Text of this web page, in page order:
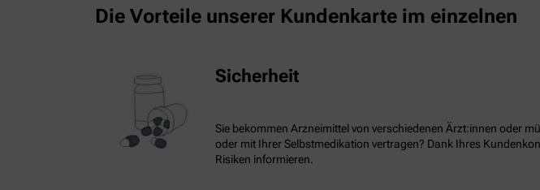
Die Vorteile unserer Kundenkarte im einzelnen
Sicherheit
Sie bekommen Arzneimittel von verschiedenen Ärzt:innen oder
oder mit Ihrer Selbstmedikation vertragen? Dank Ihres
Risiken informieren.